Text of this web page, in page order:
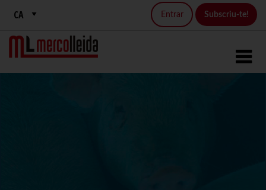
Entrar Subscriu-te!